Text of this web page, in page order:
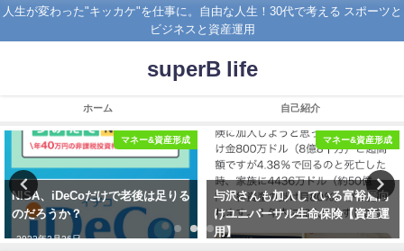
人生が変わった"キッカケ"を仕事に。自由な人生！30代で考える スポーツと
ビジネスと資産運用
superB life
ホーム 自己紹介
マネー&資産形成
NISA、iDeCoだけで老後は足りる
のだろうか？
2022年2月26日
マネー&資産形成
与沢さんも加入している富裕層向
けユニバーサル生命保険【資産運
用】